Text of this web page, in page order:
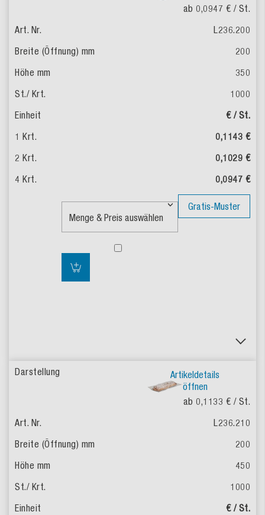
ab 0,0947 € / St.
L236.200
200
350
1000
€ / St.
0,1143 €
0,1029 €
0,0947 €
Gratis-Muster
Artikeldetails
öffnen
ab 0,1133 € / St.
L236.210
200
450
1000
€ / St.